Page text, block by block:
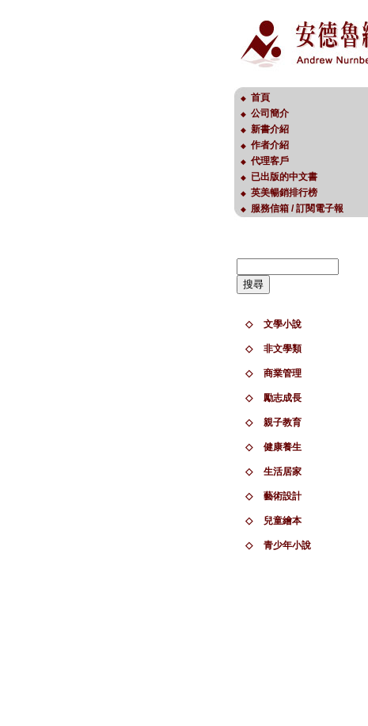
◆ 首頁
◆ 公司簡介
◆ 新書介紹
◆ 作者介紹
◆ 代理客戶
◆ 已出版的中文書
◆ 英美暢銷排行榜
◆ 服務信箱 / 訂閱電子報
◇ 文學小說
◇ 非文學類
◇ 商業管理
◇ 勵志成長
◇ 親子教育
◇ 健康養生
◇ 生活居家
◇ 藝術設計
◇ 兒童繪本
◇ 青少年小說